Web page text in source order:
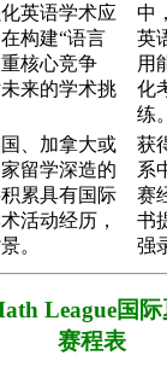
英语学术应
构建“语言
核心竞争
来的学术挑
中
英
用
化
练。
、加拿大或
留学深造的
累具有国际
活动经历，
。
获
系
赛
书
强
League国
赛程表